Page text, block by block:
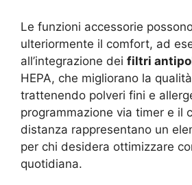
Le funzioni accessorie
ulteriormente il comfort, ad
all’integrazione dei filtri
HEPA, che migliorano la qualità
trattenendo polveri fini e
programmazione via timer e il
distanza rappresentano un
per chi desidera ottimizzare
quotidiana.